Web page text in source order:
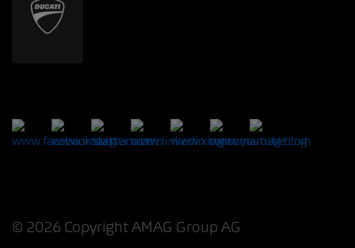
© 2026 Copyright AMAG Group AG